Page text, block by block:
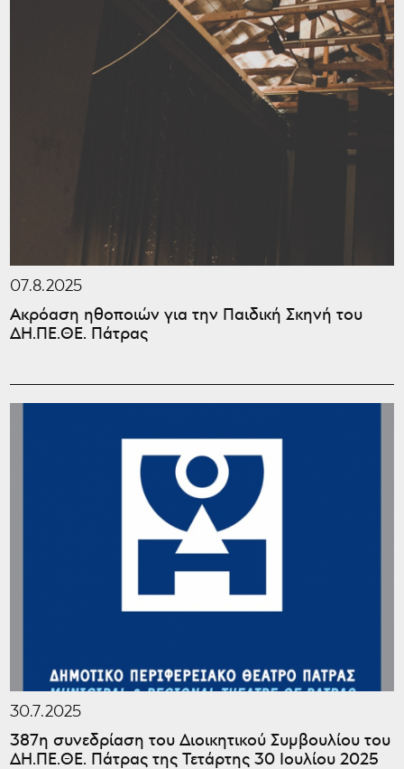
07.8.2025
Ακρόαση ηθοποιών για την Παιδική Σκηνή του
ΔΗ.ΠΕ.ΘΕ. Πάτρας
30.7.2025
387η συνεδρίαση του Διοικητικού Συμβουλίου του
ΔΗ.ΠΕ.ΘΕ. Πάτρας της Τετάρτης 30 Ιουλίου 2025